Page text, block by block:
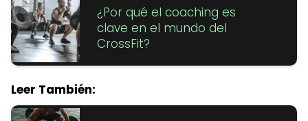
¿Por qué el coaching es
clave en el mundo del
CrossFit?
Leer También: